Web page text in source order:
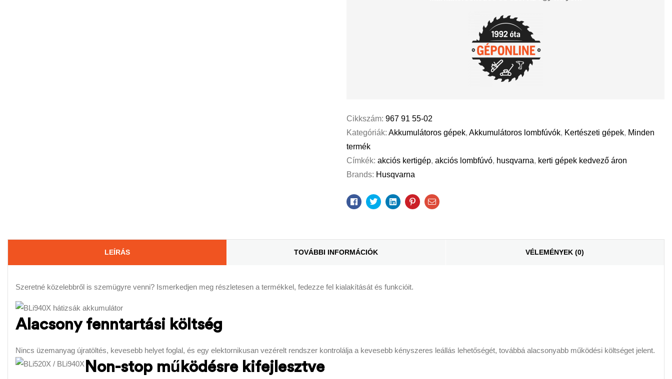
Cikkszám:967 91 55-02
Kategóriák:Akkumulátoros gépek,Akkumulátoros lombfúvók, Kertészeti gépek, Minden
termék
Címkék:akciós kertigép,akciós lombfúvó, husqvarna, kerti gépek kedvező áron
Brands: Husqvarna
Facebook
TwitterLinkedinPinterestEmail
LEÍRÁS TOVÁBBI INFORMÁCIÓK VÉLEMÉNYEK (0)
Szeretné közelebbről is szemügyre venni? Ismerkedjen meg részletesen a termékkel, fedezze fel kialakítását és funkcióit.
Alacsony fenntartási költség
Nincs üzemanyag újratöltés, kevesebb helyet foglal, és egy elektornikusan vezérelt rendszer kontrolálja a kevesebb kényszeres leállás lehetőségét, továbbá alacsonyabb működési költséget jelent.
Non-stop működésre kifejlesztve